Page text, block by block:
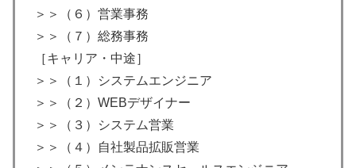
＞＞（６）営業事務
＞＞（７）総務事務
［キャリア・中途］
＞＞（１）システムエンジニア
＞＞（２）WEBデザイナー
＞＞（３）システム営業
＞＞（４）自社製品拡販営業